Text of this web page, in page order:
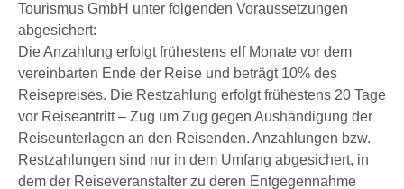
Tourismus GmbH unter folgenden Voraussetzungen
abgesichert:
Die Anzahlung erfolgt frühestens elf Monate vor dem
vereinbarten Ende der Reise und beträgt 10% des
Reisepreises. Die Restzahlung erfolgt frühestens 20 Tage
vor Reiseantritt – Zug um Zug gegen Aushändigung der
Reiseunterlagen an den Reisenden. Anzahlungen bzw.
Restzahlungen sind nur in dem Umfang abgesichert, in
dem der Reiseveranstalter zu deren Entgegennahme